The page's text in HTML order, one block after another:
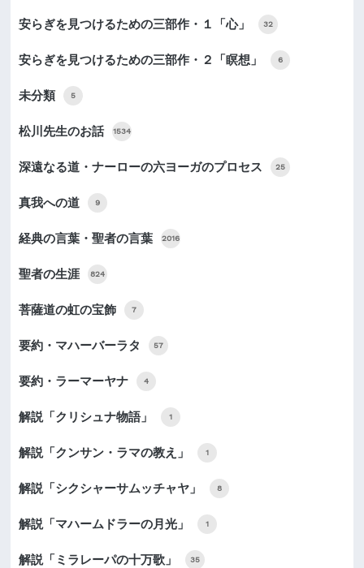
安らぎを見つけるための三部作・１「心」 32
安らぎを見つけるための三部作・２「瞑想」 6
未分類 5
松川先生のお話 1534
深遠なる道・ナーローの六ヨーガのプロセス 25
真我への道 9
経典の言葉・聖者の言葉 2016
聖者の生涯 824
菩薩道の虹の宝飾 7
要約・マハーバーラタ 57
要約・ラーマーヤナ 4
解説「クリシュナ物語」 1
解説「クンサン・ラマの教え」 1
解説「シクシャーサムッチャヤ」 8
解説「マハームドラーの月光」 1
解説「ミラレーパの十万歌」 35